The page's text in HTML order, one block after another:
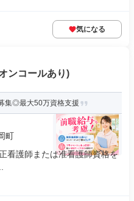
気になる
ンコールあり)
集◎最大50万資格支援
町
看護師または准看護師資格を